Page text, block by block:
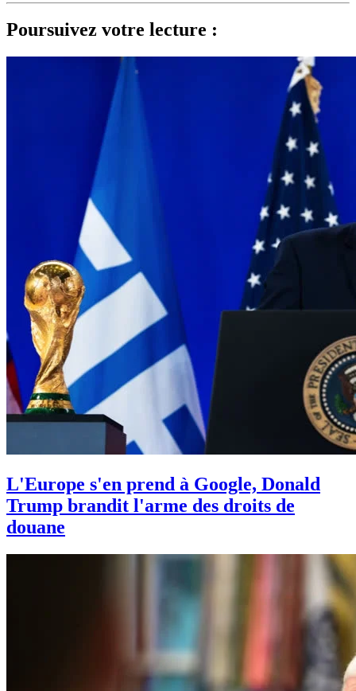
Poursuivez votre lecture :
L'Europe s'en prend à Google, Donald
Trump brandit l'arme des droits de
douane